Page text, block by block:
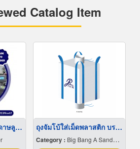
Catalog Item
รับพิมพ์ลายกล่องกระดาษลูกฟูก ถุงจัมโบ้ใส่เม็ดพลาสติก บรรจุ 800-1000 กก.
Category : Big Bang A Sandbag.